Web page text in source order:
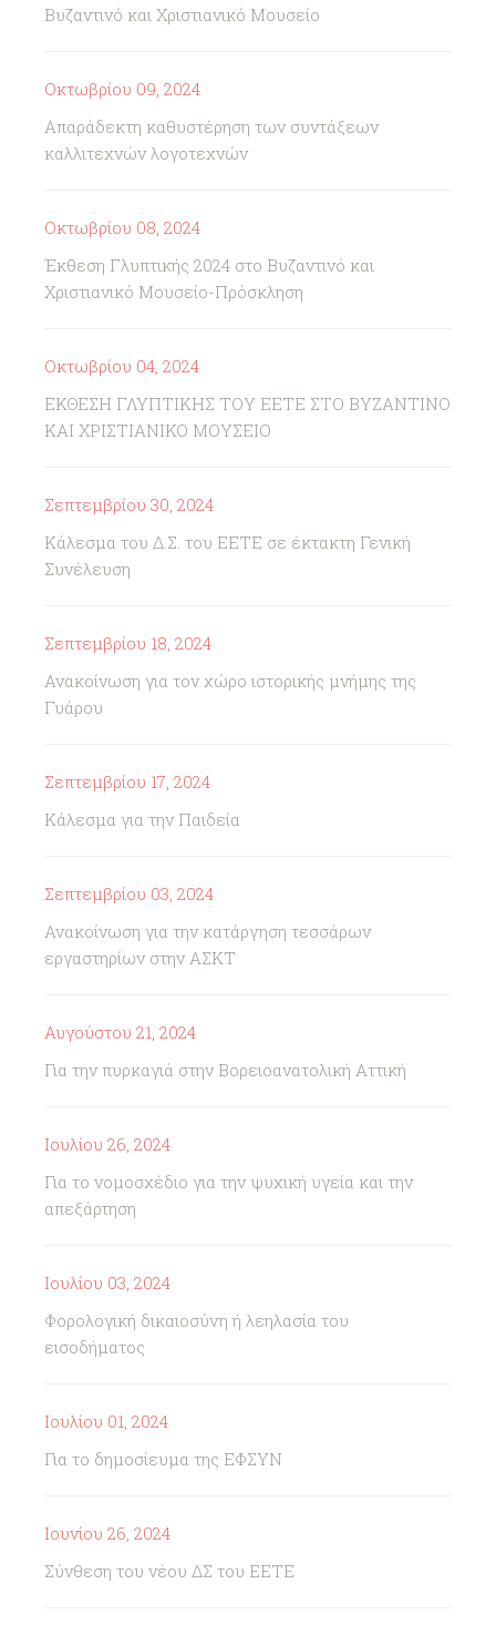
Βυζαντινό και Χριστιανικό Μουσείο
Οκτωβρίου 09, 2024
Απαράδεκτη καθυστέρηση των συντάξεων
καλλιτεχνών λογοτεχνών
Οκτωβρίου 08, 2024
Έκθεση Γλυπτικής 2024 στο Βυζαντινό και
Χριστιανικό Μουσείο-Πρόσκληση
Οκτωβρίου 04, 2024
ΕΚΘΕΣΗ ΓΛΥΠΤΙΚΗΣ ΤΟΥ ΕΕΤΕ ΣΤΟ ΒΥΖΑΝΤΙΝΟ
ΚΑΙ ΧΡΙΣΤΙΑΝΙΚΟ ΜΟΥΣΕΙΟ
Σεπτεμβρίου 30, 2024
Κάλεσμα του Δ.Σ. του ΕΕΤΕ σε έκτακτη Γενική
Συνέλευση
Σεπτεμβρίου 18, 2024
Ανακοίνωση για τον χώρο ιστορικής μνήμης της
Γυάρου
Σεπτεμβρίου 17, 2024
Κάλεσμα για την Παιδεία
Σεπτεμβρίου 03, 2024
Ανακοίνωση για την κατάργηση τεσσάρων
εργαστηρίων στην ΑΣΚΤ
Αυγούστου 21, 2024
Για την πυρκαγιά στην Βορειοανατολική Αττική
Ιουλίου 26, 2024
Για το νομοσχέδιο για την ψυχική υγεία και την
απεξάρτηση
Ιουλίου 03, 2024
Φορολογική δικαιοσύνη ή λεηλασία του
εισοδήματος
Ιουλίου 01, 2024
Για το δημοσίευμα της ΕΦΣΥΝ
Ιουνίου 26, 2024
Σύνθεση του νέου ΔΣ του ΕΕΤΕ